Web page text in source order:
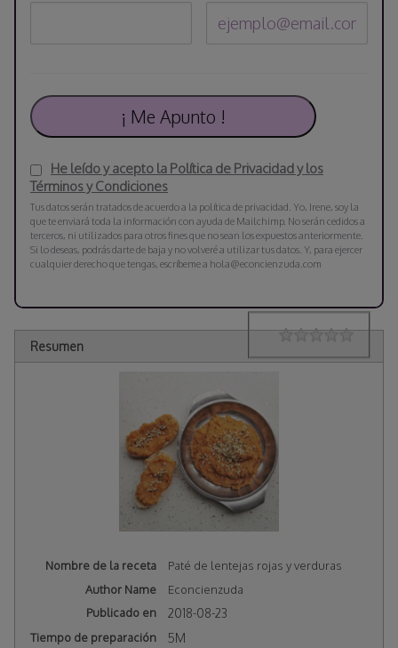
He leído y acepto la Política de Privacidad y los
Términos y Condiciones
Tus datos serán tratados de acuerdo a la política de privacidad. Yo, Irene, soy la
que te enviará toda la información con ayuda de Mailchimp. No serán cedidos a
terceros, ni utilizados para otros fines que no sean los expuestos anteriormente.
Si lo deseas, podrás darte de baja y no volveré a utilizar tus datos. Y, para ejercer
cualquier derecho que tengas, escríbeme a hola@econcienzuda.com
Resumen Rating
Nombre de la receta
Paté de lentejas rojas y verduras
Author Name
Econcienzuda
Publicado en
2018-08-23
Tiempo de preparación 5M